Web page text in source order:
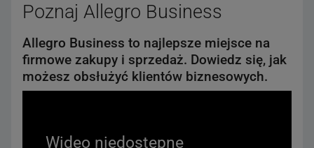
Poznaj Allegro Business
Allegro Business to najlepsze miejsce na
firmowe zakupy i sprzedaż. Dowiedz się, jak
możesz obsłużyć klientów biznesowych.
Wideo niedostępne